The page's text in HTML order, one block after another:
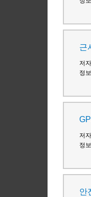
근
저
정
저
정
안